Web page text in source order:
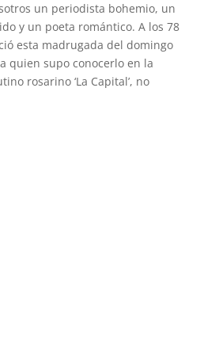
un periodista bohemio, un
y un poeta romántico. A los 78
esta madrugada del domingo
quien supo conocerlo en la
rosarino ‘La Capital’, no